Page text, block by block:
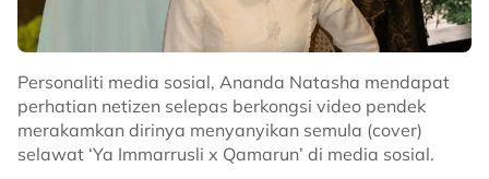
“Pada akhirnya, apabila kita sudah tiada, apa yang
tinggal dalam ingatanmereka dan bagaimana kita
“Pandangan orang lain tidak lagi bermakna, cheeers
untuk kita semua yang selalu berusaha, love you,”
coretnya.
Personaliti media sosial, Ananda Natasha mendapat
perhatian netizen selepas berkongsi video pendek
merakamkan dirinya menyanyikan semula (cover)
selawat ‘Ya Immarrusli x Qamarun’ di media sosial.